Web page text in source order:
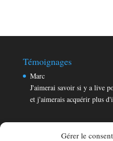
Gérer le
Témoignages
Marc
J'aimerai savoir si y a live
et j'aimerais acquérir plus